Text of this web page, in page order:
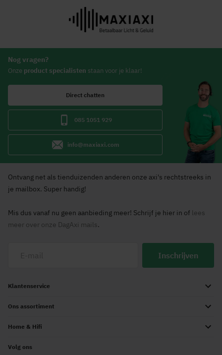
Nog vragen?
Onze product specialisten staan voor je klaar!
Direct chatten
085 1051 929
info@maxiaxi.com
Ontvang net als tienduizenden anderen onze axi's rechtstreeks in
je mailbox. Super handig!
Mis dus vanaf nu geen aanbieding meer! Schrijf je hier in of lees
meer over onze DagAxi mails.
Inschrijven
Klantenservice
Ons assortiment
Home & Hifi
Volg ons